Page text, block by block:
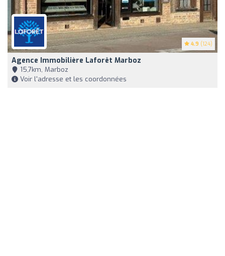
4.9 (124)
Agence Immobilière Laforêt Marboz
15,7km, Marboz
Voir l'adresse et les coordonnées